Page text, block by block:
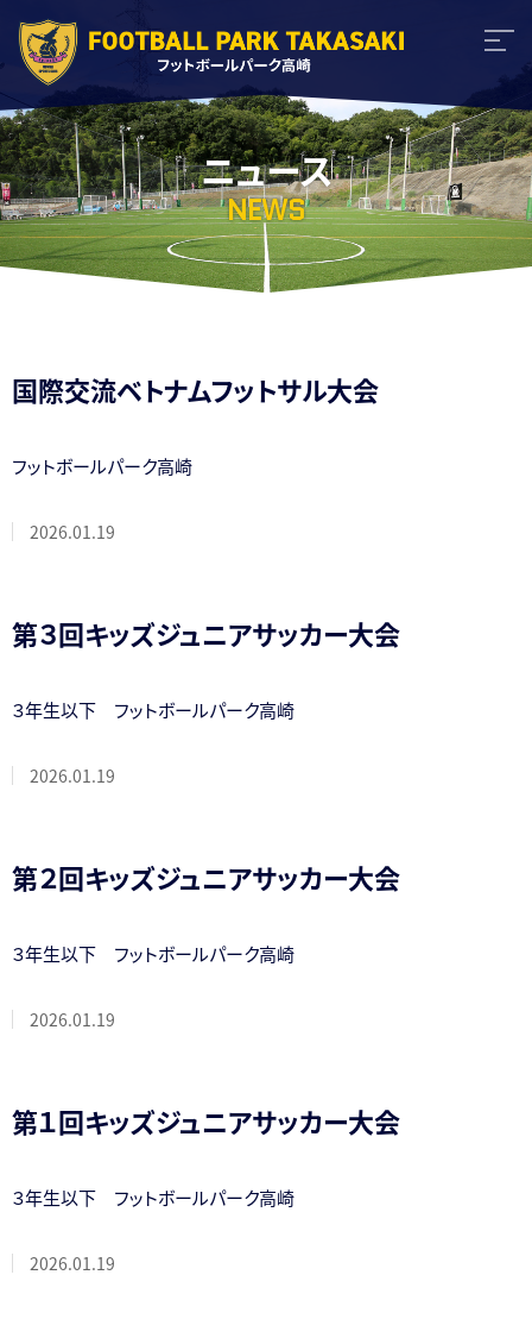
ニュース
NEWS
国際交流ベトナムフットサル大会
フットボールパーク高崎
2026.01.19
第３回キッズジュニアサッカー大会
３年生以下 フットボールパーク高崎
2026.01.19
第２回キッズジュニアサッカー大会
３年生以下 フットボールパーク高崎
2026.01.19
第１回キッズジュニアサッカー大会
３年生以下 フットボールパーク高崎
2026.01.19